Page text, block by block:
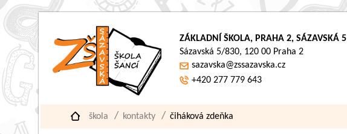
ZÁKLADNÍ ŠKOLA, PRAHA 2, SÁZAVSKÁ 5
Sázavská 5/830, 120 00 Praha 2
sazavska@zssazavska.cz
+420 277 779 643
škola kontakty čiháková zdeňka